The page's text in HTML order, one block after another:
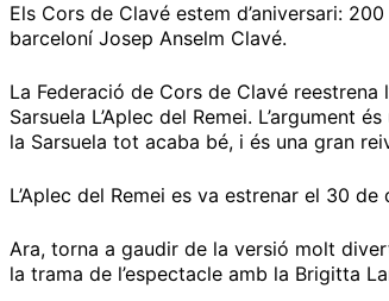
Els Cors de Clavé estem d’aniversari:
barceloní Josep Anselm Clavé.
La Federació de Cors de Clavé
Sarsuela L’Aplec del Remei. L’argument
la Sarsuela tot acaba bé, i és una gran
L’Aplec del Remei es va estrenar el 30
Ara, torna a gaudir de la versió molt
la trama de l’espectacle amb la Brigitta